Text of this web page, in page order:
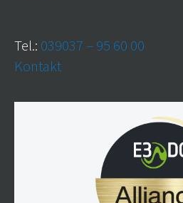
Tel.: 039037 – 95 60 00
Kontakt